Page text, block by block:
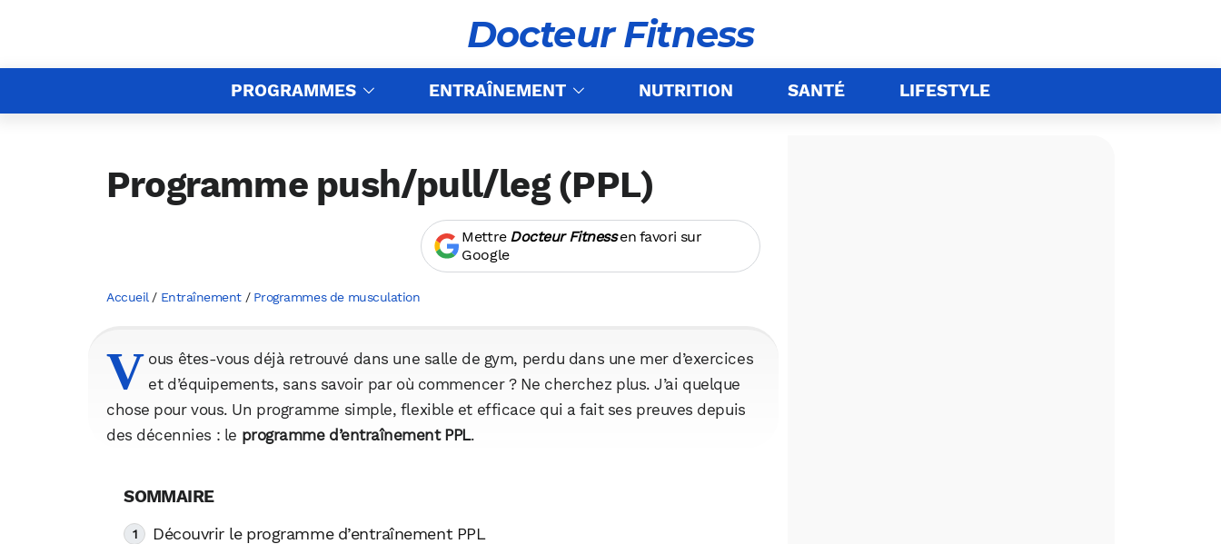
Docteur Fitness
PROGRAMMES ENTRAÎNEMENT NUTRITION SANTÉ LIFESTYLE
Programme push/pull/leg (PPL)
Mettre Docteur Fitnessen favori sur
Google
Accueil / Entraînement/ Programmes de musculation
V ous êtes-vous déjà retrouvé dans une salle de gym, perdu dans une mer d’exercices
et d’équipements, sans savoir par où commencer ? Ne cherchez plus. J’ai quelque
chose pour vous. Un programme simple, flexible et efficace qui a fait ses preuves depuis
des décennies : le programme d’entraînement PPL.
Découvrir le programme d’entraînement PPL